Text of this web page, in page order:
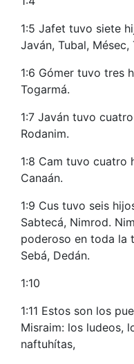
1:5 Jafet tuvo siete
Javán, Tubal, Mésec,
1:6 Gómer tuvo tres
Togarmá.
1:7 Javán tuvo
Rodanim.
1:8 Cam tuvo cuatro
Canaán.
1:9 Cus tuvo seis
Sabtecá, Nimrod.
poderoso en toda la
Sebá, Dedán.
1:10
1:11 Estos son los
Misraim: los ludeos,
naftuhítas,